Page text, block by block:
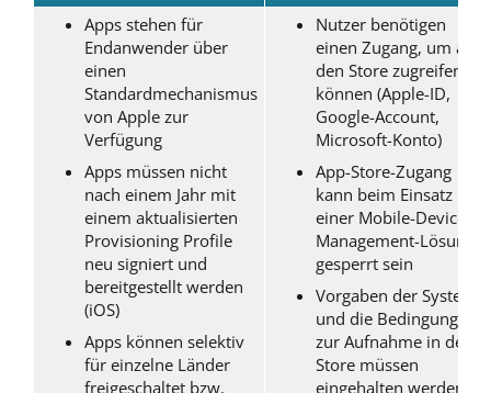
Apps stehen für
Endanwender über
einen
Standardmechanismus
von Apple zur
Verfügung
Apps müssen nicht
nach einem Jahr mit
einem aktualisierten
Provisioning Profile
neu signiert und
bereitgestellt werden
(iOS)
Apps können selektiv
für einzelne Länder
freigeschaltet bzw.
Nutzer benötigen
einen Zugang, um auf
den Store zugreifen zu
können (Apple-ID,
Google-Account,
Microsoft-Konto)
App-Store-Zugang
kann beim Einsatz
einer Mobile-Device-
Management-Lösung
gesperrt sein
Vorgaben der Systeme
und die Bedingungen
zur Aufnahme in den
Store müssen
eingehalten werden